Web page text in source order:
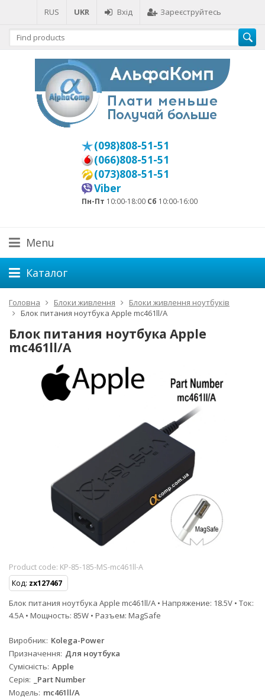
RUS UKR Вхід Зареєструйтесь
(098)808-51-51
(066)808-51-51
(073)808-51-51
Viber
Пн-Пт 10:00-18:00 Сб 10:00-16:00
Menu
Каталог
Головна Блоки живлення
Блоки живлення ноутбуків
Блок питания ноутбука Apple mc461ll/A
Блок питания ноутбука Apple
mc461ll/A
Product code: KP-85-185-MS-mc461ll-A
Код: zx127467
Блок питания ноутбука Apple mc461ll/A • Напряжение: 18.5V • Ток:
4.5A • Мощность: 85W • Разъем: MagSafe
Виробник Kolega-Power
Призначення Для ноутбука
Сумісність Apple
Серія
_Part Number
Модель mc461ll/A